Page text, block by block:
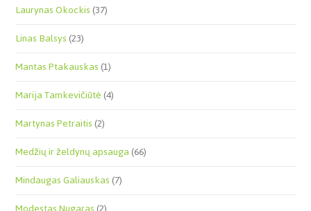
Laurynas Okockis(37)
Linas Balsys(23)
Mantas Ptakauskas(1)
Marija Tamkevičiūtė(4)
Martynas Petraitis(2)
Medžių ir želdynų apsauga(66)
Mindaugas Galiauskas(7)